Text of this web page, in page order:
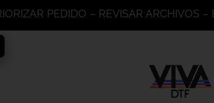
PEDIDO – REVISAR ARCHIVOS